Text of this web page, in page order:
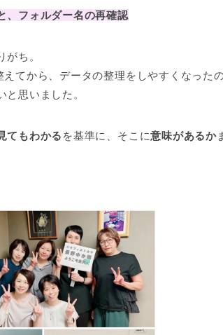
、フォルダー名の再確認
ち。
てから、データの整理をしやすくなった
思いました。
てもわかる を基準に、そこに意味があるか